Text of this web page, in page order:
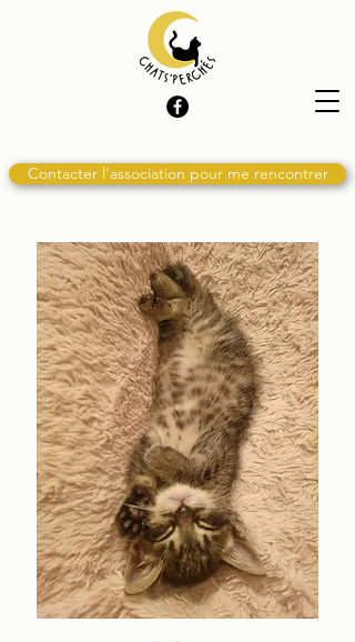
Contacter l'association pour me rencontrer